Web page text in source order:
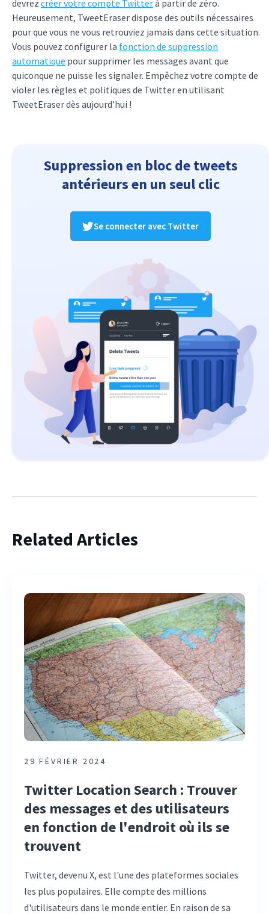
devrez créer votre compte Twitterà partir de zéro.
Heureusement, TweetEraser dispose des outils nécessaires
pour que vous ne vous retrouviez jamais dans cette situation.
Vous pouvez configurer la fonction de suppression
automatique pour supprimer les messages avant que
quiconque ne puisse les signaler. Empêchez votre compte de
violer les règles et politiques de Twitter en utilisant
TweetEraser dès aujourd'hui !
Suppression en bloc de tweets
antérieurs en un seul clic
Se connecter avec Twitter
Related Articles
29 FÉVRIER 2024
Twitter Location Search : Trouver
des messages et des utilisateurs
en fonction de l'endroit où ils se
trouvent
Twitter, devenu X, est l'une des plateformes sociales
les plus populaires. Elle compte des millions
d'utilisateurs dans le monde entier. En raison de sa